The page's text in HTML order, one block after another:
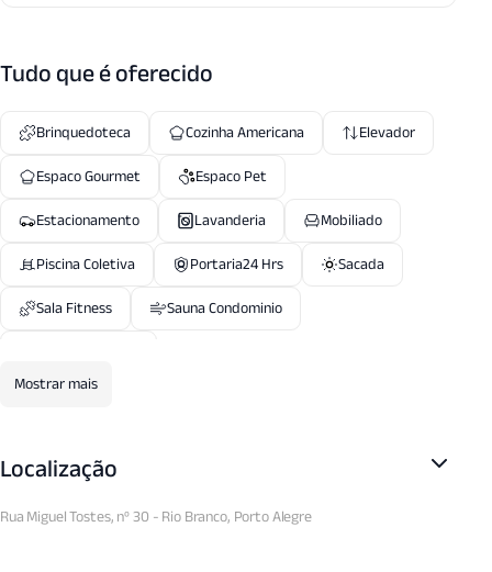
Tudo que é oferecido
Brinquedoteca Cozinha Americana
Elevador
Espaco Gourmet
Espaco Pet
Estacionamento
Lavanderia
Mobiliado
Piscina Coletiva
Portaria24 Hrs
Sacada
Sala Fitness
Sauna Condominio
Mostrar mais
Localização
Rua Miguel Tostes, nº 30 - Rio Branco, Porto Alegre